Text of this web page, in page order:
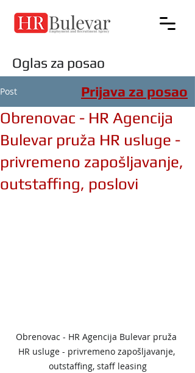
Oglas za posao
Post
Obrenovac - HR Agencija
Bulevar pruža HR usluge -
privremeno zapošljavanje,
outstaffing, poslovi
Obrenovac - HR Agencija Bulevar pruža
HR usluge - privremeno zapošljavanje,
outstaffing, staff leasing
Prijava za posao